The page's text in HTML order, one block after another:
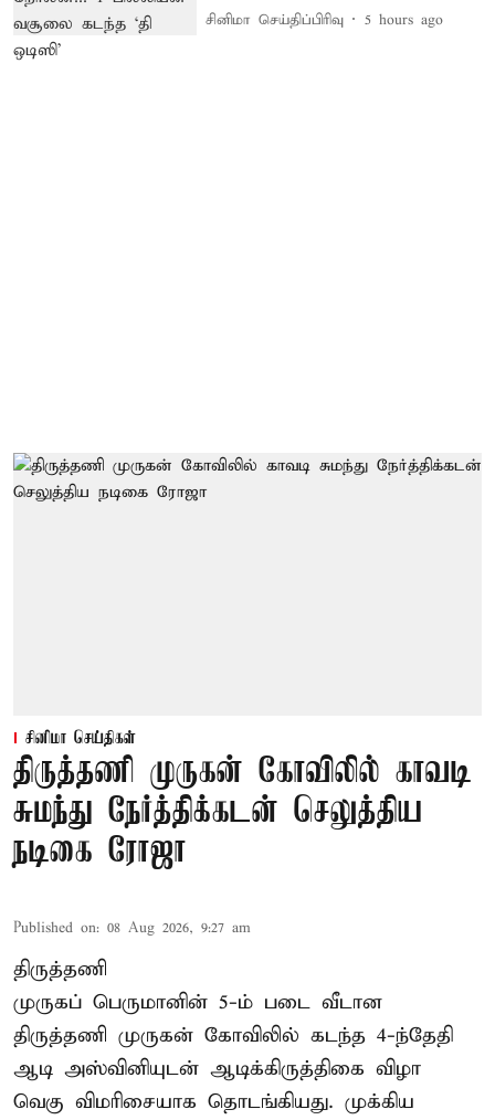
சினிமா செய்திப்பிரிவு 5 hours ago
சினிமா செய்திகள்
திருத்தணி முருகன் கோவிலில் காவடி
சுமந்து நேர்த்திக்கடன் செலுத்திய
நடிகை ரோஜா
Published on: 08 Aug 2026, 9:27 am
திருத்தணி
முருகப் பெருமானின் 5-ம் படை வீடான
திருத்தணி முருகன் கோவிலில் கடந்த 4-ந்தேதி
ஆடி அஸ்வினியுடன் ஆடிக்கிருத்திகை விழா
வெகு விமரிசையாக தொடங்கியது. முக்கிய